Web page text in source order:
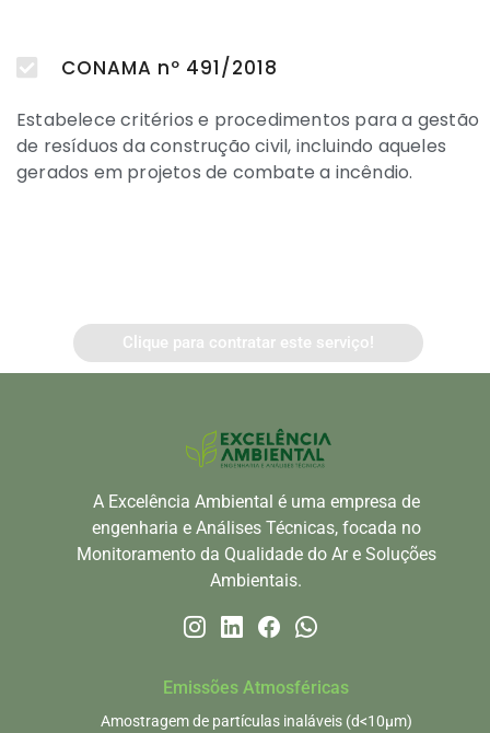
CONAMA nº 491/2018
Estabelece critérios e procedimentos para a gestão
de resíduos da construção civil, incluindo aqueles
gerados em projetos de combate a incêndio.
Clique para contratar este serviço!
A Excelência Ambiental é uma empresa de
engenharia e Análises Técnicas, focada no
Monitoramento da Qualidade do Ar e Soluções
Ambientais.
Emissões Atmosféricas
Amostragem de partículas inaláveis (d<10μm)